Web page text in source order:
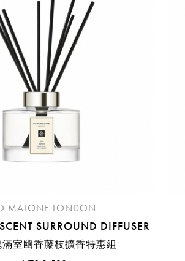
(TPE)
臺北松山機場(TSA)
高雄國際機場(KHH)
線出境旅客
，細節或訂購流程指引，請瀏覽
入才有辦法使用喜愛清單！
MALONE LONDON
SURROUND DIFFUSER
室幽香藤枝擴香特惠組